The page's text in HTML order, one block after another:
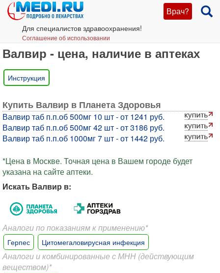
Врач?
Для специалистов здравоохранения!
Соглашение об использовании
Валвир - цена, наличие в аптеках
Инструкция
Купить Валвир в Планета Здоровья
Валвир таб п.п.об 500мг 10 шт - от 1241 руб.
Валвир таб п.п.об 500мг 42 шт - от 3186 руб.
Валвир таб п.п.об 1000мг 7 шт - от 1442 руб.
*Цена в Москве. Точная цена в Вашем городе будет
указана на сайте аптеки.
Искать Валвир в:
Аналоги по показаниям к применению*
Герпес Цитомегаловирусная инфекция
Аналоги и комбинированные с МНН (действующим
веществом)*